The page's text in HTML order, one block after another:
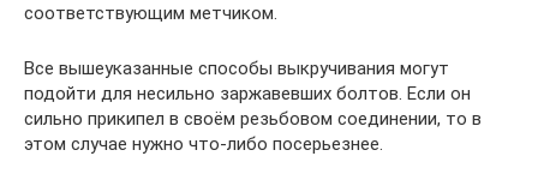
соответствующим метчиком.
Все вышеуказанные способы выкручивания могут
подойти для несильно заржавевших болтов. Если он
сильно прикипел в своём резьбовом соединении, то в
этом случае нужно что-либо посерьезнее.